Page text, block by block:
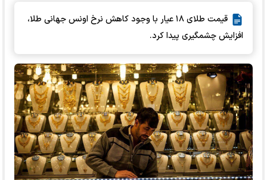
قیمت طلای ۱۸ عیار با وجود کاهش نرخ اونس جهانی طلا،
افزایش چشمگیری پیدا کرد.